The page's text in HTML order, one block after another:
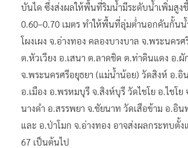
บันได ซึ่งส่งผลให้พื้นที่ริมน้ำมีระดับน้ำเพิ่มสูง
0.60–0.70 เมตร ทำให้พื้นที่ลุ่มต่ำนอกคันกั้นน้
โผงเผง จ.อ่างทอง คลองบางบาล จ.พระนครศ
ต.หัวเวียง อ.เสนา ต.ลาดชิด ต.ท่าดินแดง อ.ผั
จ.พระนครศรีอยุธยา (แม่น้ำน้อย) วัดสิงห์ อ.อิ
อ.เมือง อ.พรหมบุรี จ.สิงห์บุรี วัดไชโย อ.ไชโย
นางดำ อ.สรรพยา จ.ชัยนาท วัดเสือข้าม อ.อิ
และ​ อ.ป่าโมก จ.อ่างทอง อาจส่งผลกระทบตั้
67 เป็นต้นไป